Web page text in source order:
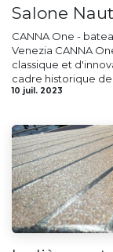
Salone
CANNA One -
Venezia CANNA
classique et
cadre historique de
10 juil. 2023